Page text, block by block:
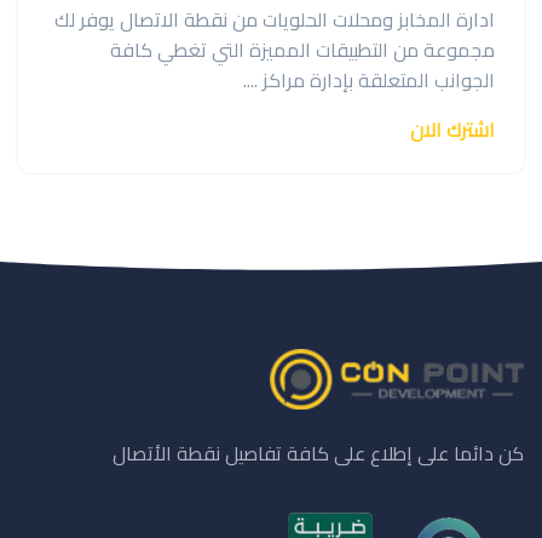
ادارة المخابز ومحلات الحلويات من نقطة الاتصال يوفر لك
مجموعة من التطبيقات المميزة التي تغطي كافة
الجوانب المتعلقة بإدارة مراكز ....
اشترك الان
كن دائما على إطلاع على كافة تفاصيل نقطة الأتصال